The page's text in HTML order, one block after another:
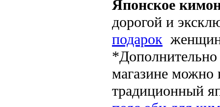
Японское
дорогой и
подарок
магазине можно
традиционный